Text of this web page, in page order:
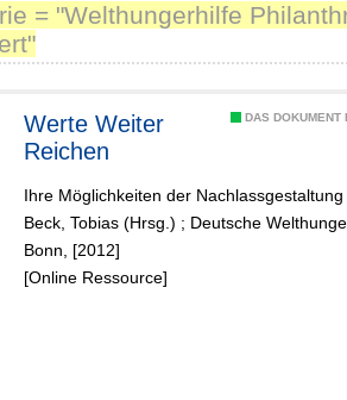
= "Welthungerhilfe
DAS DOKUMENT
Werte Weiter
Reichen
Ihre Möglichkeiten der
Beck, Tobias (Hrsg.) ; Deutsche
Bonn, [2012]
[Online Ressource]